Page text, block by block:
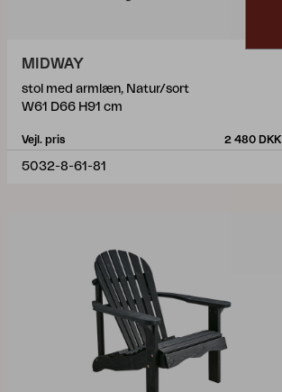
MIDWAY
stol med armlæn, Natur/sort
W61 D66 H91 cm
Vejl. pris 2 480 DKK
5032-8-61-81